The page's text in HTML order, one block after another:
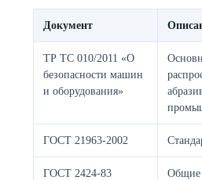
Документ
ТР ТС 010/2011 «О
безопасности машин
и оборудования»
ГОСТ 21963-2002
ГОСТ 2424-83
Общие